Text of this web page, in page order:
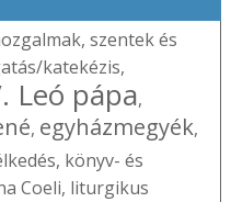
, szentek és
katekézis,
Leó pápa,
, egyházmegyék,
, könyv- és
Coeli, liturgikus